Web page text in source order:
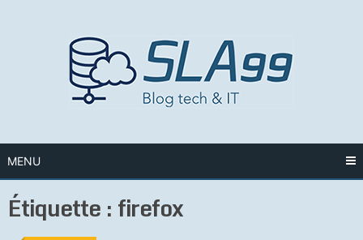
MENU
Étiquette :firefox